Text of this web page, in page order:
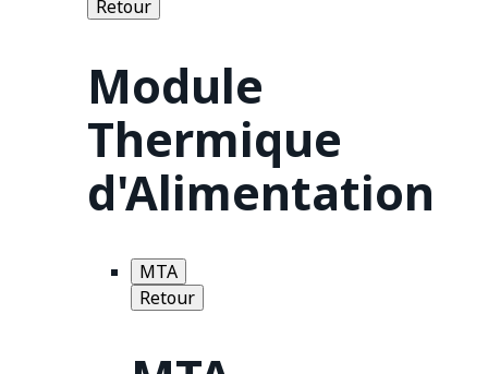
Retour
Module
Thermique
d'Alimentation
MTA
Retour